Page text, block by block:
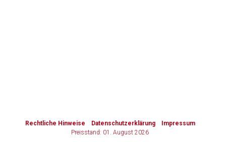
Rechtliche Hinweise Datenschutzerklärung
Impressum
Preisstand: 01. August 2026